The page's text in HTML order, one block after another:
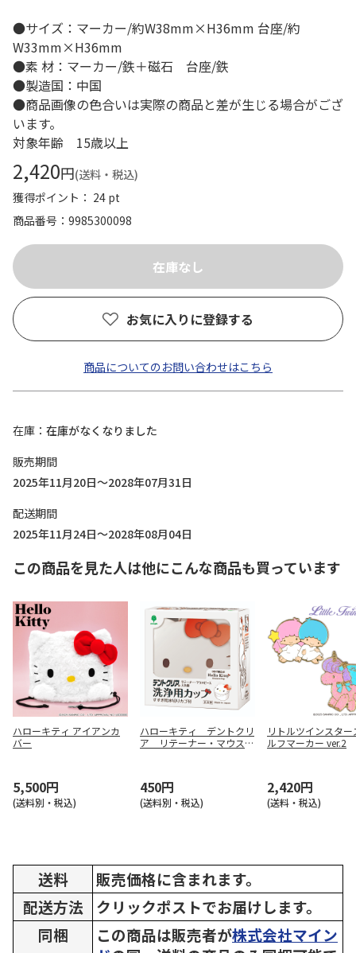
●サイズ：マーカー/約W38mm×H36mm 台座/約
W33mm×H36mm
●素 材：マーカー/鉄＋磁石 台座/鉄
●製造国：中国
●商品画像の色合いは実際の商品と差が生じる場合がござ
います。
対象年齢 15歳以上
2,420円(送料・税込)
獲得ポイント： 24 pt
商品番号
9985300098
お気に入りに登録する
商品についてのお問い合わせはこちら
在庫
在庫がなくなりました
販売期間
2025年11月20日～2028年07月31日
配送期間
2025年11月24日～2028年08月04日
この商品を見た人は他にこんな商品も買っています
ハローキティ アイアンカ
バー
5,500円
(送料別・税込)
ハローキティ デントクリ
ア リテーナー・マウスピ
450円
(送料別・税込)
リトルツインスター
ルフマーカー ver.2
2,420円
(送料・税込)
送料
販売価格に含まれます。
配送方法
クリックポストでお届けします。
同梱
この商品は販売者が株式会社マイン